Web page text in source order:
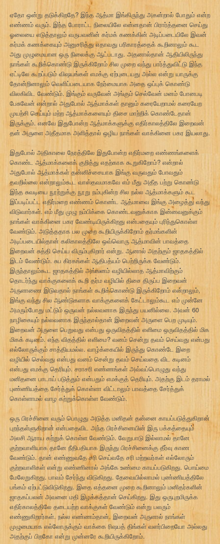
ஏதோ ஒன்று தடுக்கிறதே? இந்த ஆத்மா இங்கிருந்து அகன்றால் போதும் என்ற
எண்ணம் வரும். இந்த போராட்ட நிலையிலே என்னதான் பிரார்த்தனை செய்து
ஓலையை எடுத்தாலும் வருபவனின் கர்மக் கணக்கின் அடிப்படையிலே இவன்
கர்மக் கணக்கையும் அனுசரித்து எதாவது பரிகாரத்தைக் கூறினாலும் கூட
அது முழுமையான ஒரு நிலைக்கு ஆட்படாது. அதனால்தான் ஆதியிலிருந்து
நாங்கள் கூறிக்கொண்டு இருக்கிறோம் சில முறை வந்து பார்த்துவிட்டு இந்த
ஏட்டிலே கூறப்படும் விஷயங்கள் எமக்கு ஏற்புடையது அல்ல என்று யாருக்கு
தோன்றினாலும் வெளிப்படையாக நேர்மையாக அதை ஒப்புக் கொண்டு
விலகிவிட வேண்டும். இங்கும் வருவேன் அங்கும் செல்வேன் மனம் போனபடி
பேசுவேன் என்றால் அதுபோல் ஆத்மாக்கள் தானும் கரையேறாமல் கரையேற
முயற்சி செய்யும் மற்ற ஆத்மாக்களையும் திசை மாற்றிக் கொண்டேதான்
இருக்கும். எனவே இதுபோன்ற ஆத்மாக்களுக்கு எதிர்காலத்திலே இறைவன்
தன் அருளை அதீதமாக அளித்தால் ஒழிய நாங்கள் வாக்கினை பகர இயலாது.
இதுபோல் அதிகாலை நேரத்திலே இதுபோன்ற எதிர்மறை எண்ணங்களைக்
கொண்ட ஆத்மாக்களைக் குறித்து எதற்காக கூறுகிறோம்? என்றால்
அதுபோல் ஆத்மாக்கள் தன்னிச்சையாக இங்கு வருவதும் போவதும்
தவறில்லை என்றாலும்கூட வாஸ்தவமாகவே எம் மீது அதீத பற்று கொண்டு
இந்த சுவடியை நூற்றுக்கு நூறு நம்புகின்ற சில நல்ல ஆத்மாக்களும் கூட
இப்படிப்பட்ட எதிர்மறை எண்ணம் கொண்ட ஆத்மாவை இங்கு அழைத்து வந்து
விடுவார்கள். எம் மீது முழு நம்பிக்கை கொண்டவனுக்காக இன்னவனுக்கும்
நாங்கள் வாக்கினை பகர வேண்டியிருக்கிறது என்பதையும் புரிந்துகொள்ள
வேண்டும். அடுத்ததாக பல முறை கூறியிருக்கிறோம் தர்மங்களின்
அடிப்படையில்தான் கலிகாலத்திலே ஒவ்வொரு ஆத்மாவின் பாவத்தை
இறைவன் சுத்தி செய்ய விரும்புகிறார் என்று. ஆனால் அதற்கும் ஜாதகத்தில்
இடம் வேண்டும். சுப கிரகங்கள் ஆதிபத்யம் பெற்றிருக்க வேண்டும்.
இருந்தாலும்கூட ஜாதகத்தில் அங்ஙனம் வழியில்லாத ஆத்மாவிற்கும்
தொடர்ந்து வாக்குகளைக் கூறி தர்ம வழியில் திசை திருப்ப இறைவன்
அருளாணை இடுவதால் நாங்கள் கூறிக்கொண்டு இருக்கிறோம் என்றாலும்,
இங்கு வந்து சில ஆண்டுகளாக வாக்குகளைக் கேட்டாலும்கூட எம் முன்னே
அமரும்போது மட்டும் ஒருவன் நல்லவனாக இருந்து பயனில்லை. அவன் 60
நாழிகையும் நல்லவனாக இருந்தால்தான் இறைவன் அருளை பெற முடியும்.
இறைவன் அருளை பெறுவது என்பது ஒருவிதத்தில் எளிமை ஒருவிதத்தில் மிக
மிகக் கடினம். எந்த விதத்தில் எளிமை? வனம் சென்று தவம் செய்வது என்பது
எல்லோருக்கும் சாத்தியமல்ல. வாழ்க்கையில் இருந்து கொண்டே இறை
வழியில் செல்வது என்பது வனம் சென்று தவம் செய்வதை விட கடினம்
என்பது எமக்கு தெரியும். சராசரி எண்ணங்கள் அவ்வப்பொழுது வந்து
மனிதனை பாடாய் படுத்தும் என்பதும் எமக்குத் தெரியும். அதற்கு இடம் தராமல்
புண்ணியத்தை சேர்த்துக் கொள்ளா விட்டாலும் பாவத்தை சேர்த்துக்
கொள்ளாமல் வாழ கற்றுக்கொள்ள வேண்டும்.
ஒரு பிரச்சினை வரும் பொழுது அடுத்த மனிதன் தன்னை காயப்படுத்துகிறான்
புறந்தள்ளுகிறான் என்பதைவிட அந்த பிரச்சினையின் இரு பக்கத்தையும்
அலசி ஆராய கற்றுக் கொள்ள வேண்டும். வேறுபாடு இல்லாமல் தானே
குற்றவாளியாக தானே நீதிபதியாக இருந்து பிரச்சினைக்கு தீர்வு காண
வேண்டும். தான் எண்ணுவதே சரி செய்வதே சரி மற்றவர்கள் எல்லோரும்
குற்றவாளிகள் என்று எண்ணினால் அங்கே உண்மை காயப்படுகிறது. பொய்மை
மேலேறுகிறது. பாவம் சேர்ந்து விடுகிறது. தேவையில்லாமல் புண்ணியத்திலே
பங்கம் ஏற்பட்டுவிடுகிறது. இதை எத்தனை முறை கூறினாலும் மனிதர்களின்
ஜாதகப்பலன் அவனை மதி இழக்கத்தான் செய்கிறது. இது ஒருபுறமிருக்க
எதிர்காலத்திலே தடையற்ற வாக்குகள் வேண்டும் என்று பலரும்
எண்ணுகிறார்கள். நல்ல எண்ணம்தான். இறைவன் அருளால் நாங்கள்
முழுமையாக எல்லோருக்கும் வாக்கை ரிஷபத் திங்கள் வளர்பிறையோ அல்லது
அதற்குப் பிறகோ என்று முன்னரே கூறியிருக்கிறோம்.